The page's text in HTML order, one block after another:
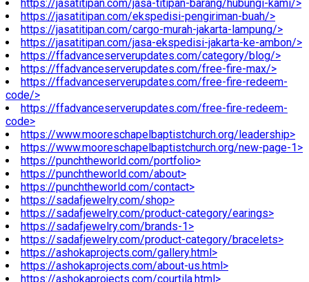
https://jasatitipan.com/jasa-titipan-barang/hubungi-kami/>
https://jasatitipan.com/ekspedisi-pengiriman-buah/>
https://jasatitipan.com/cargo-murah-jakarta-lampung/>
https://jasatitipan.com/jasa-ekspedisi-jakarta-ke-ambon/>
https://ffadvanceserverupdates.com/category/blog/>
https://ffadvanceserverupdates.com/free-fire-max/>
https://ffadvanceserverupdates.com/free-fire-redeem-
code/>
https://ffadvanceserverupdates.com/free-fire-redeem-
code>
https://www.mooreschapelbaptistchurch.org/leadership>
https://www.mooreschapelbaptistchurch.org/new-page-1>
https://punchtheworld.com/portfolio>
https://punchtheworld.com/about>
https://punchtheworld.com/contact>
https://sadafjewelry.com/shop>
https://sadafjewelry.com/product-category/earings>
https://sadafjewelry.com/brands-1>
https://sadafjewelry.com/product-category/bracelets>
https://ashokaprojects.com/gallery.html>
https://ashokaprojects.com/about-us.html>
https://ashokaprojects.com/courtila.html>